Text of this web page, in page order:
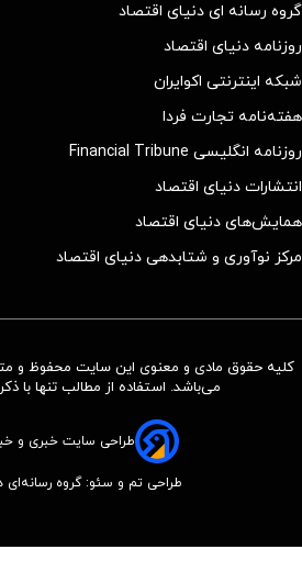
گروه رسانه ای دنیای اقتصاد
روزنامه دنیای اقتصاد
شبکه اینترنتی اکوایران
هفته‌نامه تجارت فردا
روزنامه انگلیسی Financial Tribune
انتشارات دنیای اقتصاد
همایش‌های دنیای اقتصاد
مرکز نوآوری و شتابدهی دنیای اقتصاد
کلیه حقوق مادی و معنوی این سایت محفوظ و
می‌باشد. استفاده از مطالب تنها با
طراحی سایت خبری و
طراحی تم و سئو: گروه رسانه‌ای